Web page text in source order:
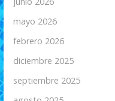
mayo 2026
febrero 2026
diciembre 2025
septiembre 2025